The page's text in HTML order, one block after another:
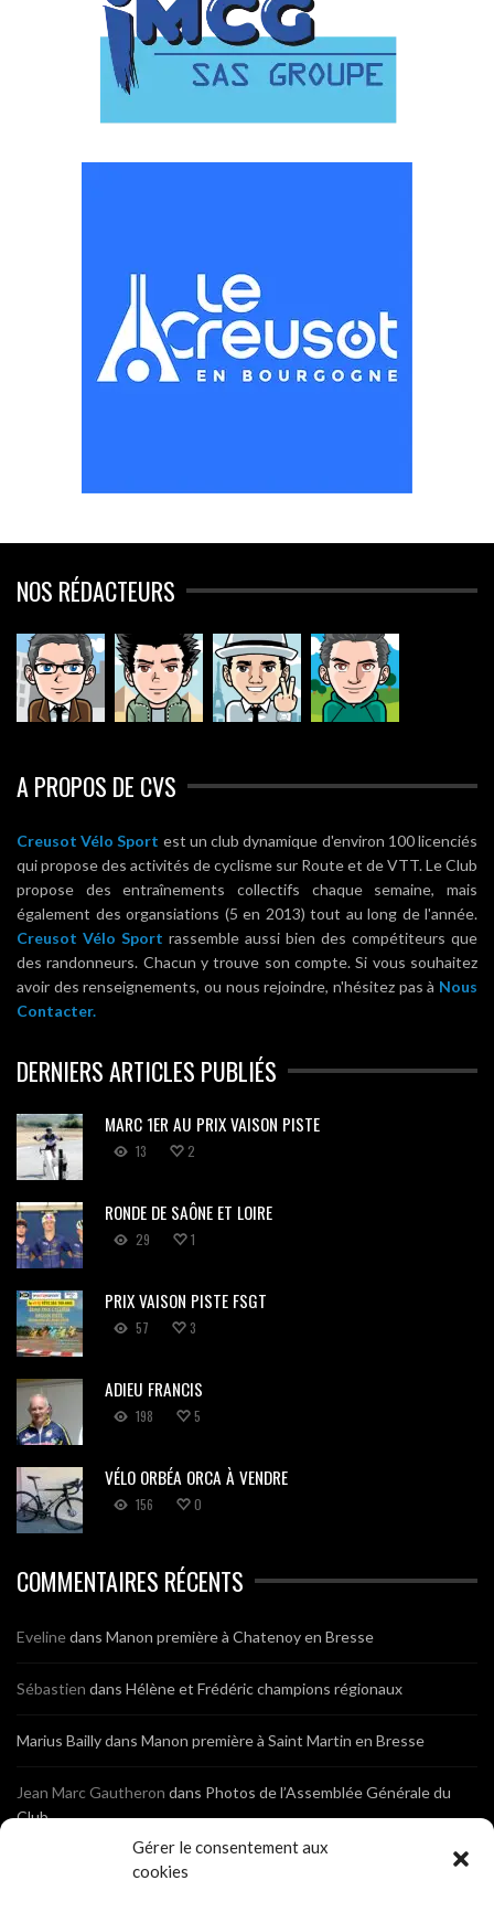
Gérer le consentement aux
cookies
NOS RÉDACTEURS
A PROPOS DE CVS
Creusot Vélo Sport est un club dynamique d'environ 100 licenciés
qui propose des activités de cyclisme sur Route et de VTT. Le Club
propose des entraînements collectifs chaque semaine, mais
également des organsiations (5 en 2013) tout au long de l'année.
Creusot Vélo Sport rassemble aussi bien des compétiteurs que
des randonneurs. Chacun y trouve son compte. Si vous souhaitez
avoir des renseignements, ou nous rejoindre, n'hésitez pas à Nous
Contacter.
DERNIERS ARTICLES PUBLIÉS
MARC 1ER AU PRIX VAISON PISTE
13 2
RONDE DE SAÔNE ET LOIRE
29 1
PRIX VAISON PISTE FSGT
57 3
ADIEU FRANCIS
198 5
VÉLO ORBÉA ORCA À VENDRE
156 0
COMMENTAIRES RÉCENTS
Evelinedans Manon première à Chatenoy en Bresse
Sébastien dans Hélène et Frédéric champions régionaux
Marius Baillydans Manon première à Saint Martin en Bresse
Jean Marc Gautheron dans Photos de l’Assemblée Générale du
Club
Photos de l’Assemblée Générale du Club